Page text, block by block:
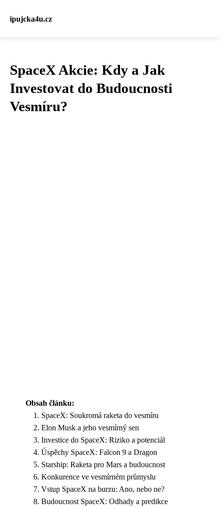
ipujcka4u.cz
SpaceX Akcie: Kdy a Jak
Investovat do Budoucnosti
Vesmíru?
Obsah článku:
SpaceX: Soukromá raketa do vesmíru
Elon Musk a jeho vesmírný sen
Investice do SpaceX: Riziko a potenciál
Úspěchy SpaceX: Falcon 9 a Dragon
Starship: Raketa pro Mars a budoucnost
Konkurence ve vesmírném průmyslu
Vstup SpaceX na burzu: Ano, nebo ne?
Budoucnost SpaceX: Odhady a predikce